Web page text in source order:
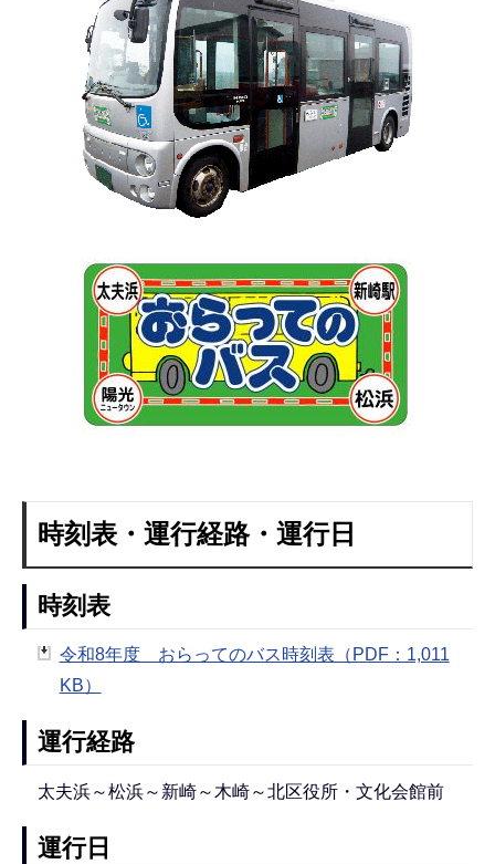
時刻表・運行経路・運行日
時刻表
令和8年度 おらってのバス時刻表（PDF：1,011
KB）
運行経路
太夫浜～松浜～新崎～木崎～北区役所・文化会館前
運行日